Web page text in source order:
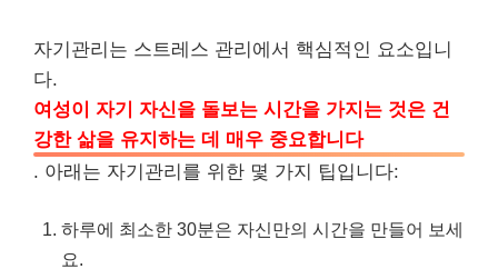
자기관리는 스트레스 관리에서 핵심적인 요소입니
다.
여성이 자기 자신을 돌보는 시간을 가지는 것은 건
강한 삶을 유지하는 데 매우 중요합니다
. 아래는 자기관리를 위한 몇 가지 팁입니다:
하루에 최소한 30분은 자신만의 시간을 만들어 보세
요.